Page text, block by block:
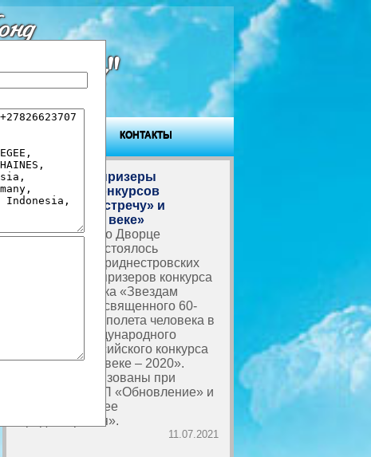
КОНТАКТЫ
Награждены призеры
творческих конкурсов
«Звездам навстречу» и
«Вместе в XXI веке»
В Тирасполе, во Дворце
Республики, состоялось
награждение приднестровских
школьников – призеров конкурса
детского рисунка «Звездам
навстречу», посвященного 60-
летию первого полета человека в
космос, и Международного
болгарско-российского конкурса
«Вместе в XXI веке – 2020».
Проекты реализованы при
поддержке РПП «Обновление» и
фонда «Будущее
Приднестровья».
11.07.2021